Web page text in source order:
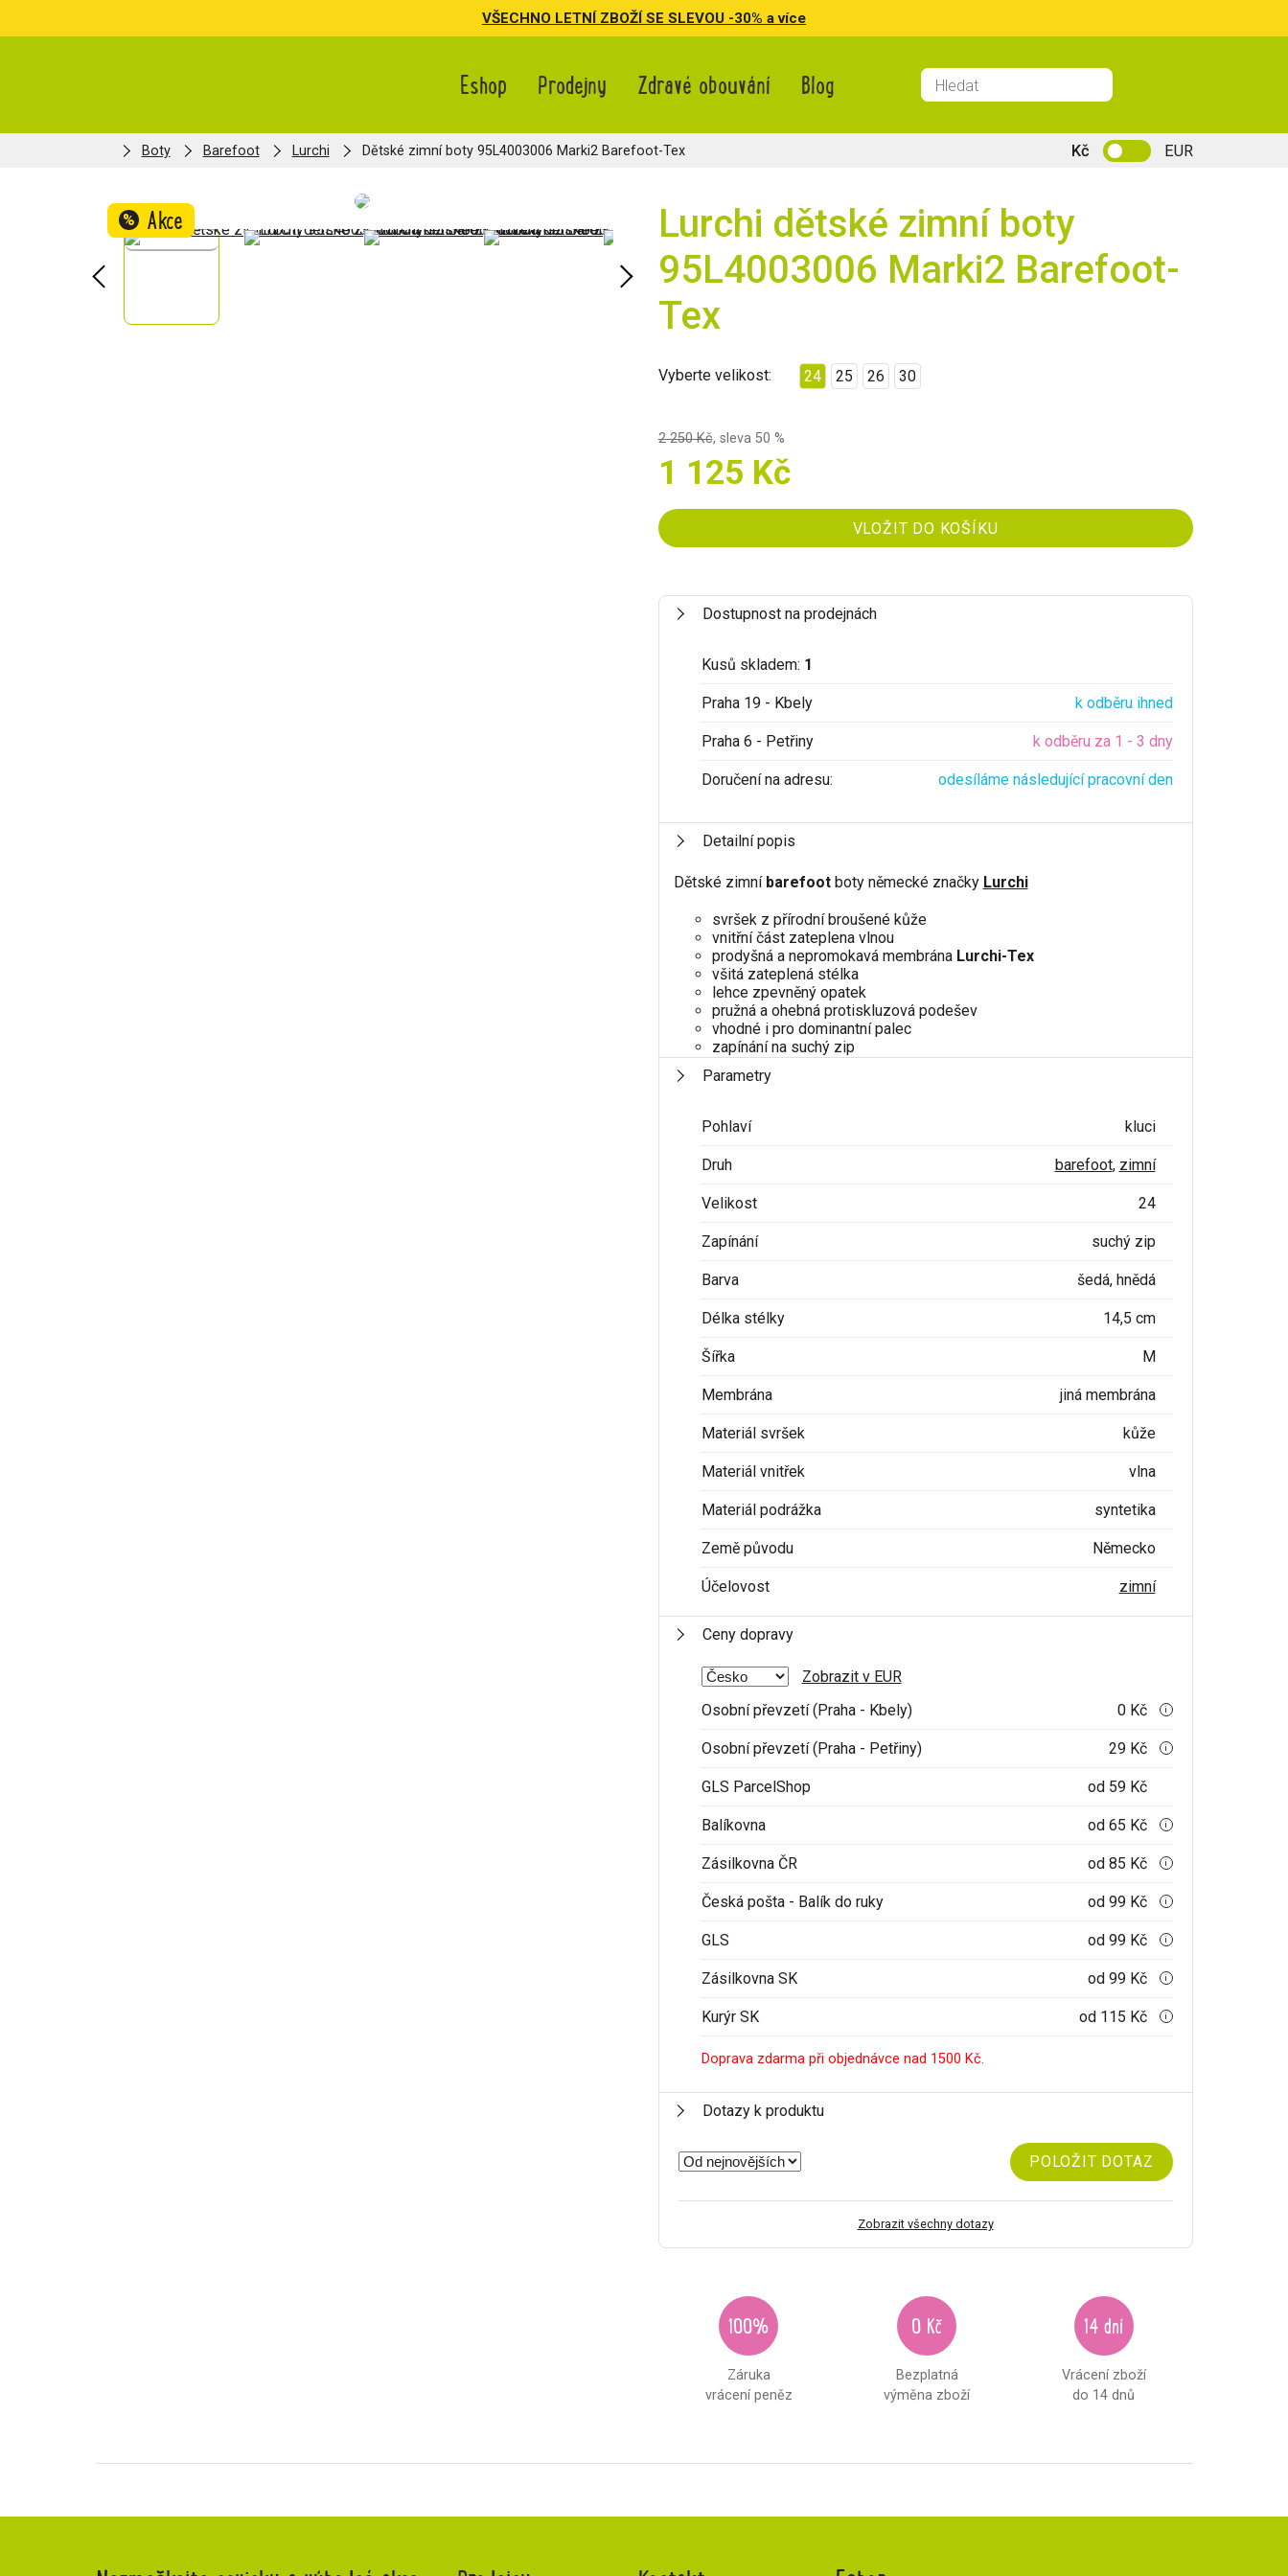
VŠECHNO LETNÍ ZBOŽÍ SE SLEVOU -30% a více
Eshop Prodejny Zdravé obouvání Blog
Boty Barefoot Lurchi Dětské zimní boty 95L4003006 Marki2 Barefoot-Tex Kč EUR
% Akce
Lurchi dětské zimní boty
95L4003006 Marki2 Barefoot-
Tex
Vyberte velikost: 24 25 26 30
2 250 Kč, sleva 50 %
1 125 Kč
Dostupnost na prodejnách
Kusů skladem: 1
Praha 19 - Kbely k odběru ihned
Praha 6 - Petřiny k odběru za 1 - 3 dny
Doručení na adresu: odesíláme následující pracovní den
Detailní popis
Dětské zimní barefootboty německé značky Lurchi
svršek z přírodní broušené kůže
vnitřní část zateplena vlnou
prodyšná a nepromokavá membrána Lurchi-Tex
všitá zateplená stélka
lehce zpevněný opatek
pružná a ohebná protiskluzová podešev
vhodné i pro dominantní palec
zapínání na suchý zip
Parametry
Pohlaví kluci
Druh barefoot, zimní
Velikost 24
Zapínání suchý zip
Barva šedá, hnědá
Délka stélky 14,5 cm
Šířka M
Membrána jiná membrána
Materiál svršek kůže
Materiál vnitřek vlna
Materiál podrážka syntetika
Země původu Německo
Účelovost zimní
Ceny dopravy
Zobrazit v EUR
Osobní převzetí (Praha - Kbely)
0 Kč i
Osobní převzetí (Praha - Petřiny) 29 Kč i
GLS ParcelShop od 59 Kč
Balíkovna od 65 Kč i
Zásilkovna ČR od 85 Kč i
Česká pošta - Balík do ruky od 99 Kč i
GLS od 99 Kč i
Zásilkovna SK od 99 Kč i
Kurýr SK od 115 Kč i
Doprava zdarma při objednávce nad 1500 Kč.
Dotazy k produktu
POLOŽIT DOTAZ
Zobrazit všechny dotazy
100%
Záruka
vrácení peněz
0 Kč
Bezplatná
výměna zboží
14 dní
Vrácení zboží
do 14 dnů